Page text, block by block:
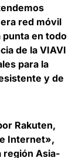
red móvil
punta en todo
de la VIAVI
para la
y de
Rakuten,
Internet»,
región Asia-